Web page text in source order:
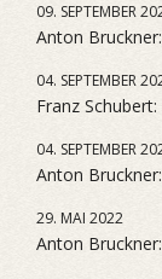
09. SEPTEMBER
Anton
04. SEPTEMBER
Franz
04. SEPTEMBER
Anton
29. MAI 2022
Anton